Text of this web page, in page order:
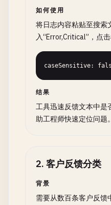
如何使用
将日志内容粘贴至搜索
入“Error,Critical”，点击
caseSensitive:
结果
工具迅速反馈文本中是
助工程师快速定位问题。
2. 客户反馈分类
背景
需要从数百条客户反馈